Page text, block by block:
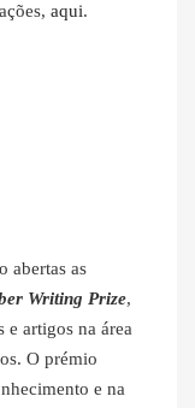
aqui.
abertas as
Writing Prize,
e artigos na área
O prémio
e na